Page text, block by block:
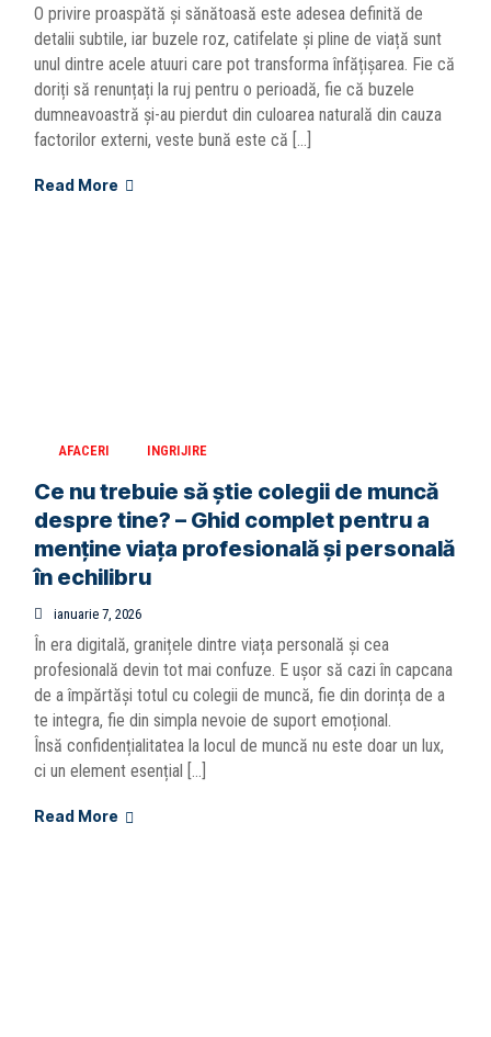
O privire proaspătă și sănătoasă este adesea definită de
detalii subtile, iar buzele roz, catifelate și pline de viață sunt
unul dintre acele atuuri care pot transforma înfățișarea. Fie că
doriți să renunțați la ruj pentru o perioadă, fie că buzele
dumneavoastră și-au pierdut din culoarea naturală din cauza
factorilor externi, veste bună este că […]
Read More
AFACERI INGRIJIRE
Ce nu trebuie să știe colegii de muncă
despre tine? – Ghid complet pentru a
menține viața profesională și personală
în echilibru
ianuarie 7, 2026
În era digitală, granițele dintre viața personală și cea
profesională devin tot mai confuze. E ușor să cazi în capcana
de a împărtăși totul cu colegii de muncă, fie din dorința de a
te integra, fie din simpla nevoie de suport emoțional.
Însă confidențialitatea la locul de muncă nu este doar un lux,
ci un element esențial […]
Read More